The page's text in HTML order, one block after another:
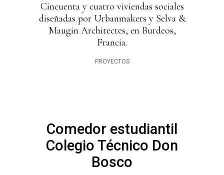
Cincuenta y cuatro viviendas sociales
diseñadas por Urbanmakers y Selva &
Maugin Architectes, en Burdeos,
Francia.
PROYECTOS
Comedor estudiantil
Colegio Técnico Don
Bosco